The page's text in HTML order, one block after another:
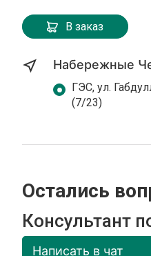
В заказ
Набережные
ГЭС, ул.
(7/23)
Остались
Консультант
Написать в чат